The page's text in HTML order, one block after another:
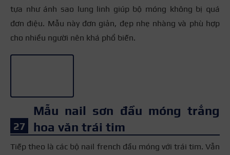
tựa như ánh sao lung linh giúp bộ móng không bị quá
đơn điệu. Mẫu này đơn giản, đẹp nhẹ nhàng và phù hợp
cho nhiều người nên khá phổ biến.
Mẫu nail sơn đầu móng trắng
hoa văn trái tim
Tiếp theo là các bộ nail french đầu móng với trái tim. Vẫn